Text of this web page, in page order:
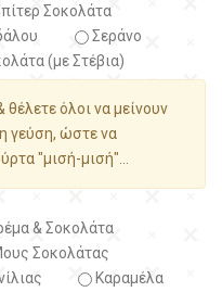
Σοκολάτα
Σεράνο
(με Στέβια)
θέλετε όλοι να μείνουν
γεύση, ώστε να
"μισή-μισή"...
& Σοκολάτα
Σοκολάτας
Καραμέλα